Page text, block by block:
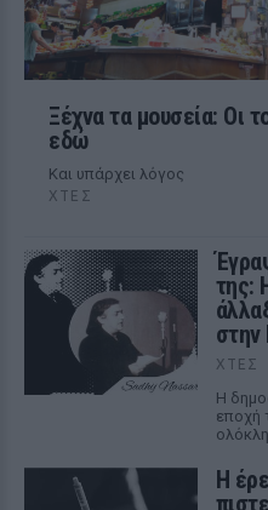
Ξέχνα τα μουσεία: Οι
εδώ
Και υπάρχει λόγος
ΧΤΕΣ
της:
στην
ΧΤΕΣ
Η
εποχή
Η